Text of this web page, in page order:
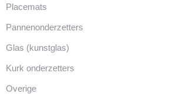
Placemats
Pannenonderzetters
Glas (kunstglas)
Kurk onderzetters
Overige